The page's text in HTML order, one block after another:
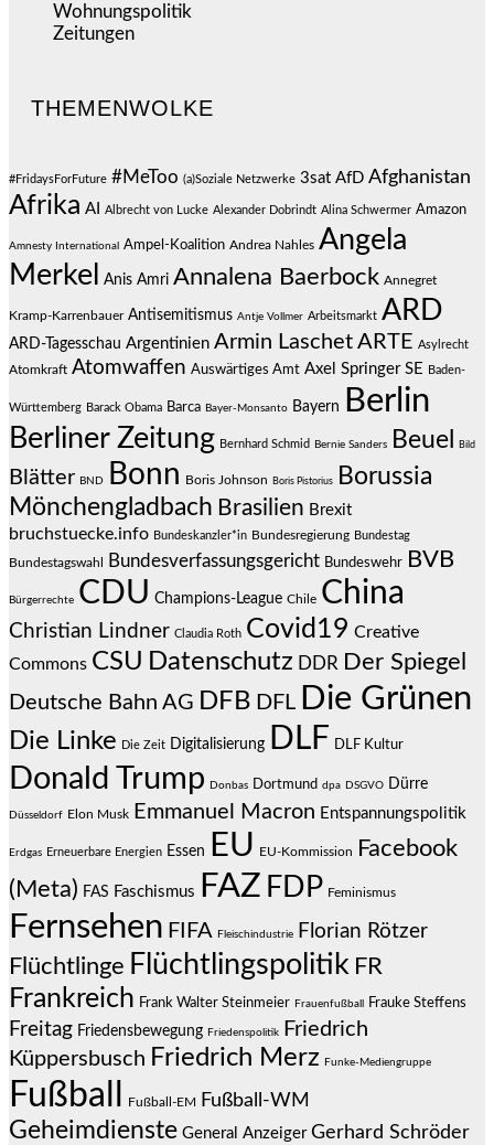
Wohnungspolitik
Zeitungen
THEMENWOLKE
#FridaysForFuture #MeToo (a)Soziale Netzwerke 3sat AfD Afghanistan
Afrika AI Albrecht von Lucke Alexander Dobrindt Alina Schwermer Amazon
Amnesty International Ampel-Koalition Andrea Nahles Angela
Merkel
Anis Amri Annalena Baerbock Annegret
Kramp-Karrenbauer Antisemitismus Antje Vollmer Arbeitsmarkt ARD
ARD-Tagesschau Argentinien Armin Laschet ARTE Asylrecht
Atomkraft Atomwaffen Auswärtiges Amt Axel Springer SE Baden-
Württemberg Barack Obama Barca Bayer-Monsanto Bayern Berlin
Berliner Zeitung Bernhard Schmid Bernie Sanders Beuel Bild
Blätter BND Bonn Boris Johnson Boris Pistorius
Borussia
Mönchengladbach Brasilien Brexit
bruchstuecke.info Bundeskanzler*in Bundesregierung Bundestag
Bundestagswahl Bundesverfassungsgericht Bundeswehr BVB
Bürgerrechte CDU Champions-League Chile China
Christian Lindner Claudia Roth Covid19 Creative
Commons CSU Datenschutz DDR Der Spiegel
Deutsche Bahn AG DFB DFL Die Grünen
Die Linke Die Zeit Digitalisierung DLF DLF Kultur
Donald Trump Donbas Dortmund dpa DSGVO Dürre
Düsseldorf Elon Musk Emmanuel Macron Entspannungspolitik
Erdgas Erneuerbare Energien Essen EU EU-Kommission Facebook
(Meta) FAS Faschismus FAZ FDP Feminismus
Fernsehen FIFA Fleischindustrie Florian Rötzer
Flüchtlinge Flüchtlingspolitik FR
Frankreich Frank Walter Steinmeier Frauenfußball Frauke Steffens
Freitag Friedensbewegung Friedenspolitik
Friedrich
Küppersbusch Friedrich Merz Funke-Mediengruppe
Fußball Fußball-EM Fußball-WM
Geheimdienste General Anzeiger Gerhard Schröder